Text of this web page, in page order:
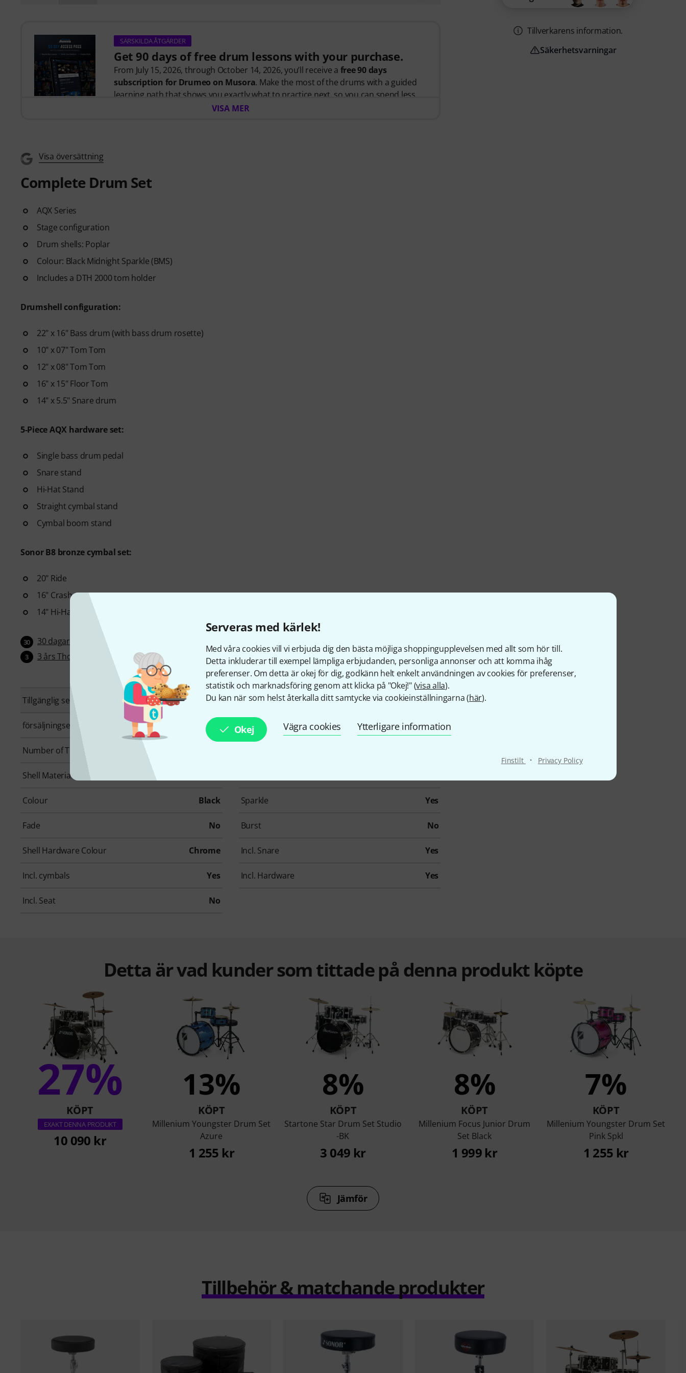
Serveras med kärlek!
Med våra cookies vill vi erbjuda dig den bästa möjliga shoppingupplevelsen med allt som hör till.
Detta inkluderar till exempel lämpliga erbjudanden, personliga annonser och att komma ihåg
preferenser. Om detta är okej för dig, godkänn helt enkelt användningen av cookies för preferenser,
statistik och marknadsföring genom att klicka på "Okej!" (visa alla).
Du kan när som helst återkalla ditt samtycke via cookieinställningarna (här).
Okej Vägra cookies Ytterligare information
Finstilt · Privacy Policy
SÄRSKILDA ÅTGÄRDER
Get 90 days of free drum lessons with your purchase.
From July 15, 2026, through October 14, 2026, you’ll receive a free 90 days
subscription for Drumeo on Musora. Make the most of the drums with a guided
learning path that shows you exactly what to practice next, so you can spend less
time wondering where to start and more time playing.
- A guided learning path
- Unlimited access
After your order has been shipped, you will automatically receive the activation
VISA MER
Visa översättning
Complete Drum Set
AQX Series
Stage configuration
Drum shells: Poplar
Colour: Black Midnight Sparkle (BMS)
Includes a DTH 2000 tom holder
Drumshell configuration:
22" x 16" Bass drum (with bass drum rosette)
10" x 07" Tom Tom
12" x 08" Tom Tom
16" x 15" Floor Tom
14" x 5.5" Snare drum
5-Piece AQX hardware set:
Single bass drum pedal
Snare stand
Hi-Hat Stand
Straight cymbal stand
Cymbal boom stand
Sonor B8 bronze cymbal set:
20" Ride
16" Crash
14" Hi-Hat
30 30 dagar öppet köp
3 3 års Thomann garanti
Tillgänglig sedan Februari 2021 Artikelnummer 512028
försäljningsenhet 1 Styck Bass Drum size 22"
Number of TomToms
Shell Material
Colour Black Sparkle Yes
Fade No Burst No
Shell Hardware Colour Chrome Incl. Snare Yes
Incl. cymbals Yes Incl. Hardware Yes
Incl. Seat No
Tillverkarens information.
Säkerhetsvarningar
Detta är vad kunder som tittade på denna produkt köpte
27%
KÖPT
EXAKT DENNA PRODUKT
10 090 kr
13%
KÖPT
Millenium Youngster Drum Set
Azure
1 255 kr
8%
KÖPT
Startone Star Drum Set Studio
-BK
3 049 kr
8%
KÖPT
Millenium Focus Junior Drum
Set Black
1 999 kr
7%
KÖPT
Millenium Youngster Drum Set
Pink Spkl
1 255 kr
Jämför
Tillbehör & matchande produkter